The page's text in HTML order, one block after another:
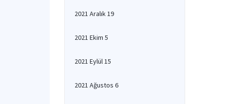
2021 Aralık 19
2021 Ekim 5
2021 Eylül 15
2021 Ağustos 6